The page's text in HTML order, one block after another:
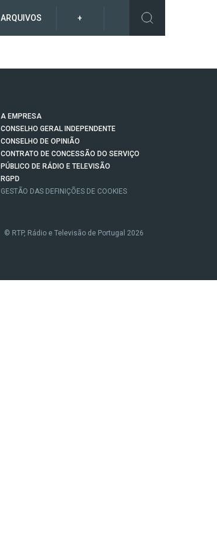
ARQUIVOS +
A EMPRESA
CONSELHO GERAL INDEPENDENTE
CONSELHO DE OPINIÃO
CONTRATO DE CONCESSÃO DO SERVIÇO
PÚBLICO DE RÁDIO E TELEVISÃO
RGPD
GESTÃO DAS DEFINIÇÕES DE COOKIES
© RTP, Rádio e Televisão de Portugal 2026